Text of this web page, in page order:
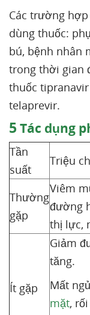
Các trường
dùng thuốc:
bú, bệnh nhân
trong thời gian
thuốc
telaprevir.
5 Tác dụng
Tần
suất
Triệu
Thường
gặp
Viêm
đường
thị lực,
Ít gặp
Giảm
tăng.
Mất
mặt,